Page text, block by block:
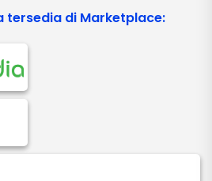
tersedia di Marketplace: